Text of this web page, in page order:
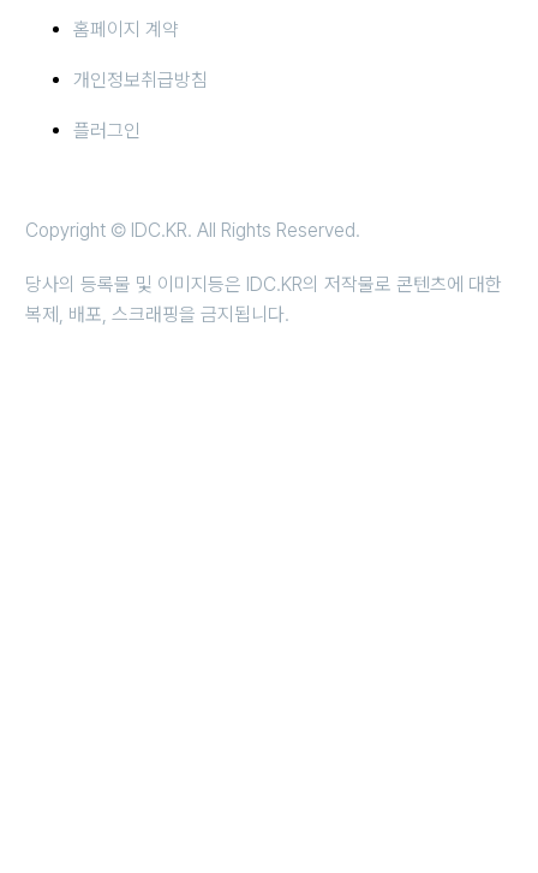
홈페이지 계약
개인정보취급방침
플러그인
Copyright © IDC.KR. All Rights Reserved.
당사의 등록물 및 이미지등은 IDC.KR의 저작물로 콘텐츠에 대한
복제, 배포, 스크래핑을 금지됩니다.